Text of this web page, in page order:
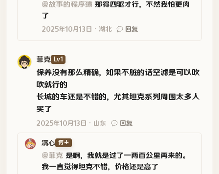
@故事的程序猿 那得四驱才行，不然我怕更肉
了
2025年10月13日 湖北 回复
菲克 Lv1
保养没有那么精确，如果不脏的话空滤是可以吹
吹就行的
长城的车还是不错的，尤其坦克系列周围太多人
买了
2025年10月13日 山东 回复
满心 博主
@菲克 是啊，我就是过了一两百公里再来的。
我一直觉得坦克不错，价格还是高了